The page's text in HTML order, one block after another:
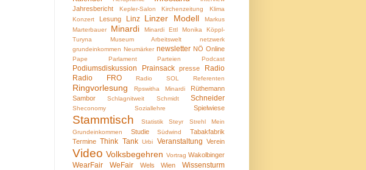
Jahresbericht Kepler-Salon Kirchenzeitung
Klima
Konzert
Lesung Linz Linzer Modell
Markus
Marterbauer
Minardi Minardi Ettl
Monika Köppl-
Turyna
Museum Arbeitswelt
netzwerk
grundeinkommen Neumärker newsletter NÖ Online
Pape Parlament Parteien Podcast
Podiumsdiskussion Prainsack presse
Radio
Radio FRO
Radio SOL Referenten
Ringvorlesung Rpswitha Minardi
Rüthemann
Sambor
Schlagnitweit Schmidt Schneider
Sheconomy Soziallehre Spielwiese
Stammtisch Statistik Steyr
Strehl Mein
Grundeinkommen
Studie Südwind
Tabakfabrik
Termine Think Tank Urbi Veranstaltung Verein
Video Volksbegehren Vortrag Wakolbinger
WearFair WeFair Wels Wien Wissensturm